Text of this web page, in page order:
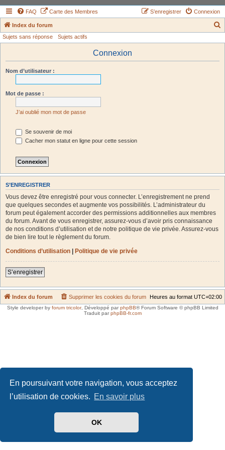
En poursuivant votre navigation, vous acceptez
l’utilisation de cookies. En savoir plus
OK
FAQ Carte des Membres Connexion
S’enregistrer
Index du forum
Sujets sans réponse Sujets actifs
Connexion
Nom d’utilisateur :
Mot de passe :
J’ai oublié mon mot de passe
Se souvenir de moi
Cacher mon statut en ligne pour cette session
S’ENREGISTRER
Vous devez être enregistré pour vous connecter. L’enregistrement ne prend
que quelques secondes et augmente vos possibilités. L’administrateur du
forum peut également accorder des permissions additionnelles aux membres
du forum. Avant de vous enregistrer, assurez-vous d’avoir pris connaissance
de nos conditions d’utilisation et de notre politique de vie privée. Assurez-vous
de bien lire tout le règlement du forum.
Conditions d’utilisation | Politique de vie privée
S’enregistrer
Index du forum Heures au format UTC+02:00
Supprimer les cookies du forum
Style developer by forum tricolor, Développé parphpBB® Forum Software © phpBB Limited
Traduit parphpBB-fr.com